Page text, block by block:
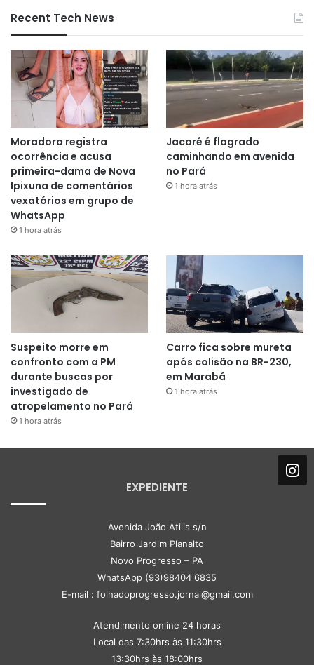
Recent Tech News
Moradora registra
ocorrência e acusa
primeira-dama de Nova
Ipixuna de comentários
vexatórios em grupo de
WhatsApp
1 hora atrás
Jacaré é flagrado
caminhando em avenida
no Pará
1 hora atrás
Suspeito morre em
confronto com a PM
durante buscas por
investigado de
atropelamento no Pará
1 hora atrás
Carro fica sobre mureta
após colisão na BR-230,
em Marabá
1 hora atrás
EXPEDIENTE
Avenida João Atilis s/n
Bairro Jardim Planalto
Novo Progresso – PA
WhatsApp (93)98404 6835
E-mail : folhadoprogresso.jornal@gmail.com
Atendimento online 24 horas
Local das 7:30hrs às 11:30hrs
13:30hrs às 18:00hrs